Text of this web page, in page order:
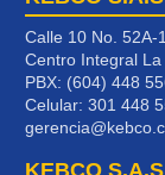
Calle 10 No. 52A-
Centro Integral La
PBX: (604) 448
Celular: 301 448
KEBCO